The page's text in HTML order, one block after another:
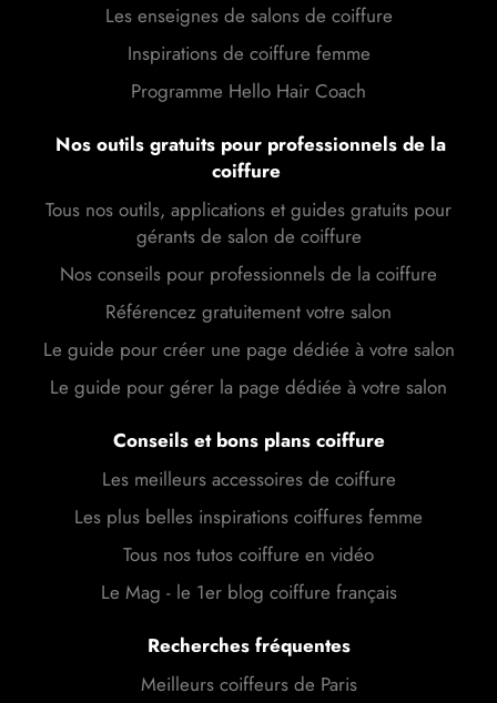
Les enseignes de salons de coiffure
Inspirations de coiffure femme
Programme Hello Hair Coach
Nos outils gratuits pour professionnels de la
coiffure
Tous nos outils, applications et guides gratuits pour
gérants de salon de coiffure
Nos conseils pour professionnels de la coiffure
Référencez gratuitement votre salon
Le guide pour créer une page dédiée à votre salon
Le guide pour gérer la page dédiée à votre salon
Conseils et bons plans coiffure
Les meilleurs accessoires de coiffure
Les plus belles inspirations coiffures femme
Tous nos tutos coiffure en vidéo
Le Mag - le 1er blog coiffure français
Recherches fréquentes
Meilleurs coiffeurs de Paris